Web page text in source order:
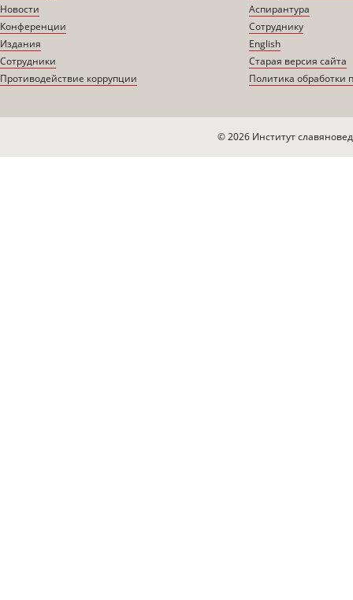
Новости
Конференции
Издания
Сотрудники
Противодействие коррупции
Аспирантура
Сотруднику
English
Старая версия сайта
Политика обработки
© 2026 Институт